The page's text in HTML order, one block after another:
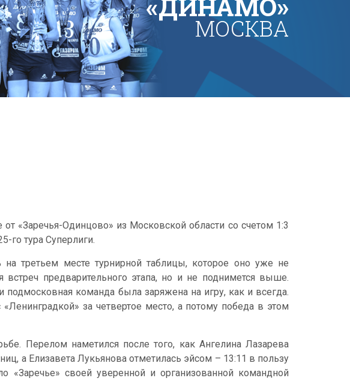
МОСКВА
«Заречья-Одинцово» из Московской области со счетом 1:3
го тура Суперлиги.
третьем месте турнирной таблицы, которое оно уже не
предварительного этапа, но и не поднимется выше.
подмосковная команда была заряжена на игру, как и всегда.
за четвертое место, а потому победа в этом
Перелом наметился после того, как Ангелина Лазарева
а Елизавета Лукьянова отметилась эйсом – 13:11 в пользу
«Заречье» своей уверенной и организованной командной